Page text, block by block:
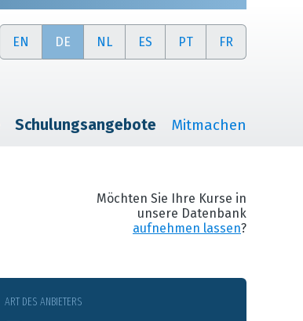
EN DE NL ES PT FR
Schulungsangebote Mitmachen
Möchten Sie Ihre Kurse in
unsere Datenbank
aufnehmen lassen?
ART DES ANBIETERS